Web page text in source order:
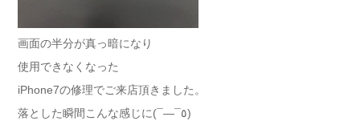
画面の半分が真っ暗になり
使用できなくなった
iPhone7の修理でご来店頂きました。
落とした瞬間こんな感じに(¯―¯٥)